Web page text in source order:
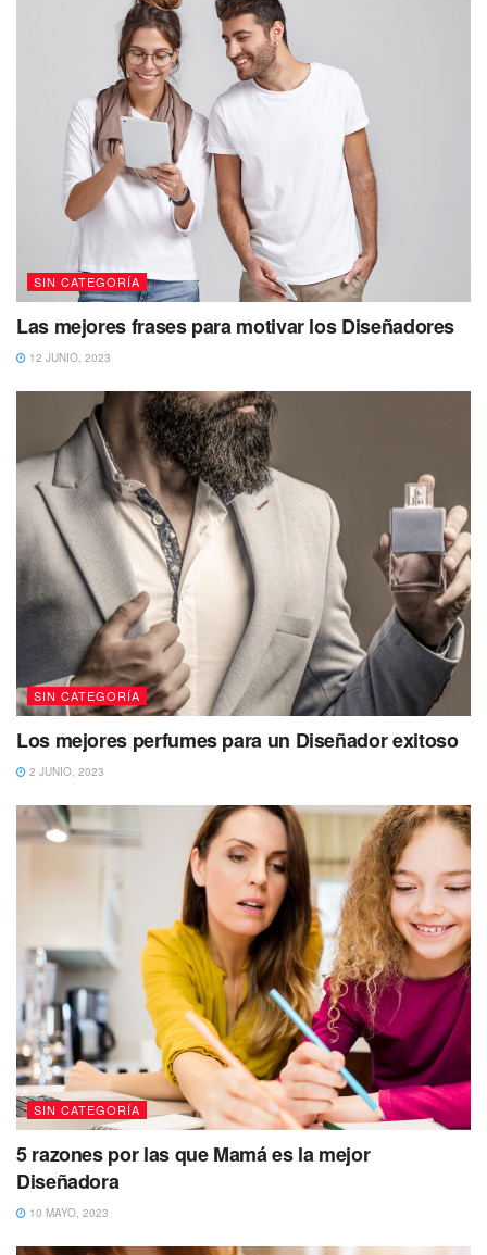
SIN CATEGORÍA
Las mejores frases para motivar los Diseñadores
12 JUNIO, 2023
SIN CATEGORÍA
Los mejores perfumes para un Diseñador exitoso
2 JUNIO, 2023
SIN CATEGORÍA
5 razones por las que Mamá es la mejor
Diseñadora
10 MAYO, 2023